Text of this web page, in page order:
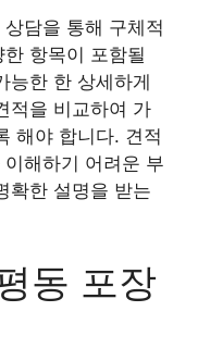
담을 통해 구체적
항목이 포함될
능한 한 상세하게
적을 비교하여 가
해야 합니다. 견적
해하기 어려운 부
확한 설명을 받는
동 포장